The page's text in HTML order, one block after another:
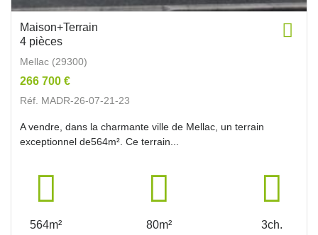
Maison+Terrain
4 pièces
Mellac (29300)
266 700 €
Réf. MADR-26-07-21-23
A vendre, dans la charmante ville de Mellac, un terrain
exceptionnel de564m². Ce terrain...
564m² 80m² 3ch.